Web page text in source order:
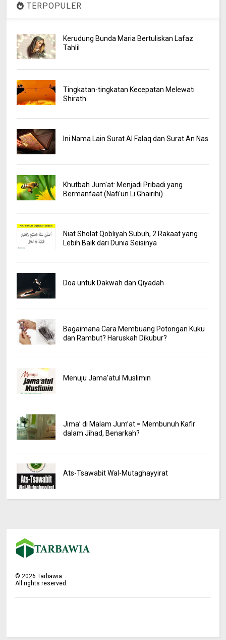
TERPOPULER
Kerudung Bunda Maria Bertuliskan Lafaz
Tahlil
Tingkatan-tingkatan Kecepatan Melewati
Shirath
Ini Nama Lain Surat Al Falaq dan Surat An Nas
Khutbah Jum'at: Menjadi Pribadi yang
Bermanfaat (Nafi'un Li Ghairihi)
Niat Sholat Qobliyah Subuh, 2 Rakaat yang
Lebih Baik dari Dunia Seisinya
Doa untuk Dakwah dan Qiyadah
Bagaimana Cara Membuang Potongan Kuku
dan Rambut? Haruskah Dikubur?
Menuju Jama’atul Muslimin
Jima’ di Malam Jum’at = Membunuh Kafir
dalam Jihad, Benarkah?
Ats-Tsawabit Wal-Mutaghayyirat
©2026 Tarbawia
All rights reserved.